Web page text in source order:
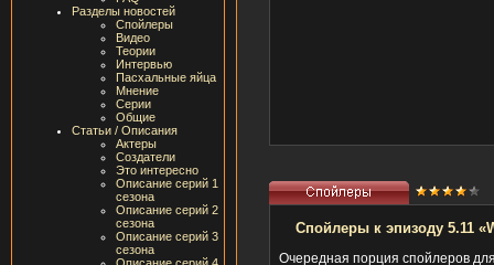
Разделы новостей
Спойлеры
Видео
Теории
Интервью
Пасхальные яйца
Мнение
Серии
Общие
Статьи / Описания
Актеры
Создатели
Это интересно
Описание серий 1
сезона
Описание серий 2
сезона
Описание серий 3
сезона
Спойлеры к эпизоду 5.11
Очередная порция спойлеров